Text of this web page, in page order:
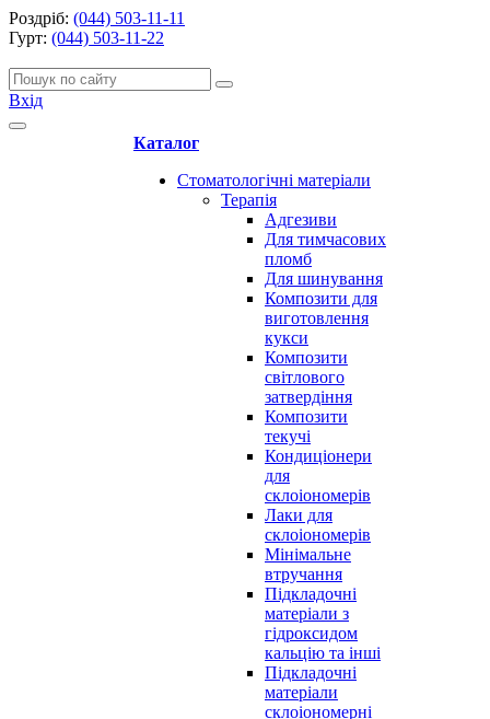
Роздріб: (044) 503-11-11
Гурт: (044) 503-11-22
Вхід
Каталог
Стоматологічні матеріали
Терапія
Адгезиви
Для тимчасових
пломб
Для шинування
Композити для
виготовлення
кукси
Композити
світлового
затвердіння
Композити
текучі
Кондиціонери
для
склоіономерів
Лаки для
склоіономерів
Мінімальне
втручання
Підкладочні
матеріали з
гідроксидом
кальцію та інші
Підкладочні
матеріали
склоіономерні